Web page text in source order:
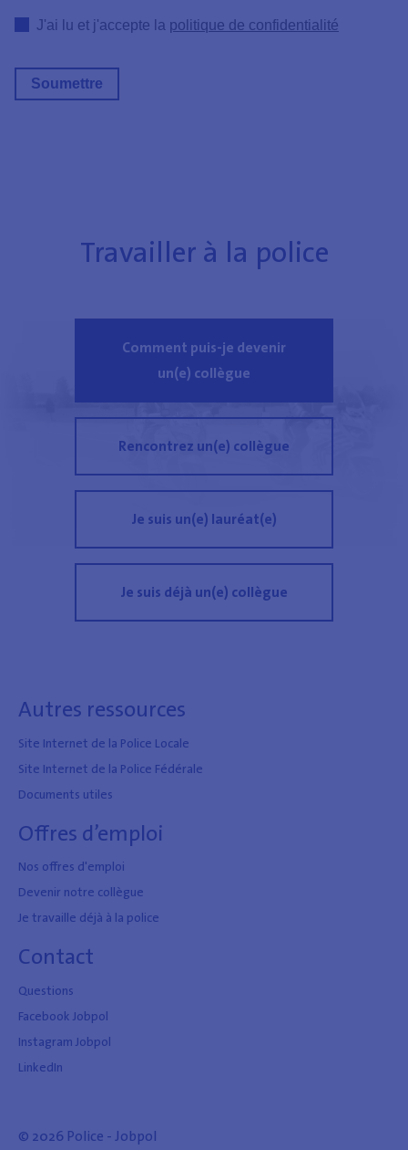
J'ai lu et j'accepte la politique de confidentialité
Travailler à la police
Comment puis-je devenir
un(e) collègue
Rencontrez un(e) collègue
Je suis un(e) lauréat(e)
Je suis déjà un(e) collègue
Autres ressources
Site Internet de la Police Locale
Site Internet de la Police Fédérale
Documents utiles
Offres d’emploi
Nos offres d'emploi
Devenir notre collègue
Je travaille déjà à la police
Contact
Questions
Facebook Jobpol
Instagram Jobpol
LinkedIn
© 2026 Police - Jobpol